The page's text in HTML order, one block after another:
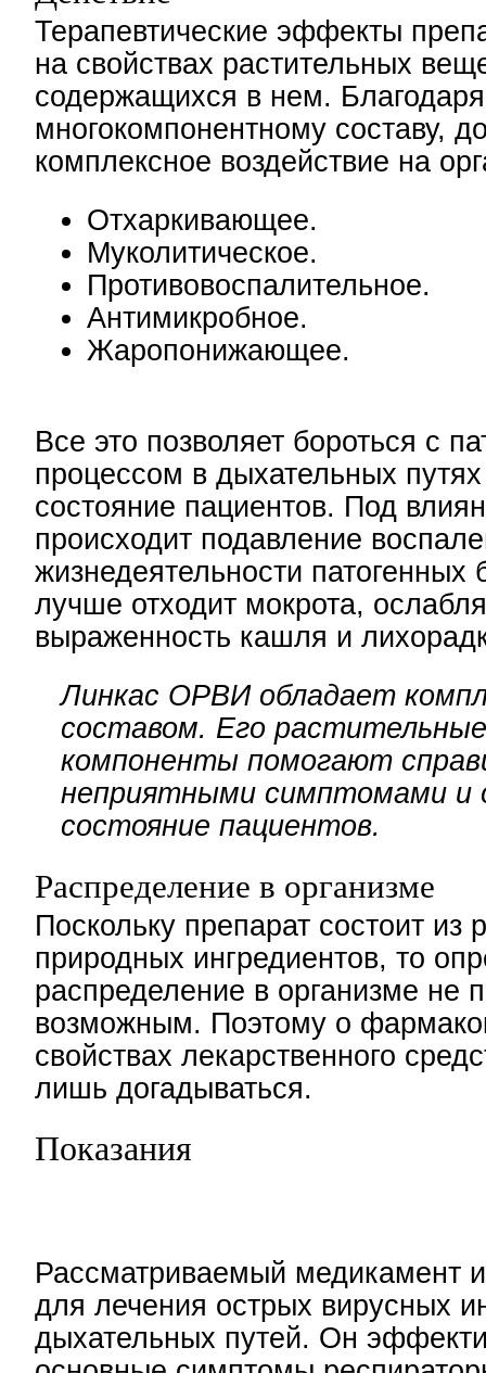
Терапевтические эффекты
на свойствах растительных
содержащихся в нем. Благодаря
многокомпонентному составу,
комплексное воздействие на
Отхаркивающее.
Муколитическое.
Противовоспалительное.
Антимикробное.
Жаропонижающее.
Все это позволяет бороться с
процессом в дыхательных путях
состояние пациентов. Под
происходит подавление
жизнедеятельности патогенных
лучше отходит мокрота,
выраженность кашля и
Линкас ОРВИ обладает
составом. Его растительные
компоненты помогают
неприятными симптомами и
состояние пациентов.
Распределение в организме
Поскольку препарат состоит из
природных ингредиентов, то
распределение в организме не
возможным. Поэтому о
свойствах лекарственного
лишь догадываться.
Показания
Рассматриваемый медикамент
для лечения острых вирусных
дыхательных путей. Он